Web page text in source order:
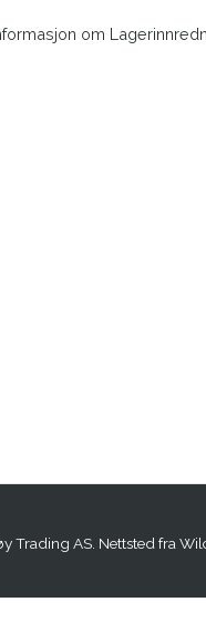
om
Trading AS. Nettsted fra